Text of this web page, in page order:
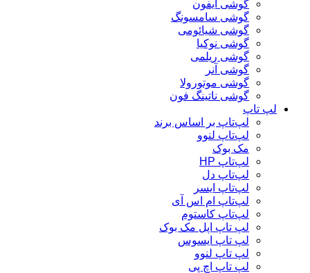
گوشی آیفون
گوشی سامسونگ
گوشی شیائومی
گوشی نوکیا
گوشی ریلمی
گوشی آنر
گوشی موتورولا
گوشی ناتینگ فون
لپ تاپ
لپ‌تاپ بر اساس برند
لپ‌تاپ لنوو
مک بوک
لپ‌تاپ HP
لپ‌تاپ دل
لپ‌تاپ ایسر
لپ‌تاپ ام اس آی
لپ‌تاپ کاستوم
لپ تاپ اپل مک بوک
لپ تاپ ایسوس
لپ تاپ لنوو
لپ تاپ اچ پی